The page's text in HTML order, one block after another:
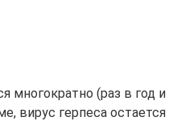
многократно (раз в год и
вирус герпеса остается